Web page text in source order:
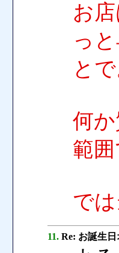
お
っ
とで
何
範
で
11. Re: お誕生日